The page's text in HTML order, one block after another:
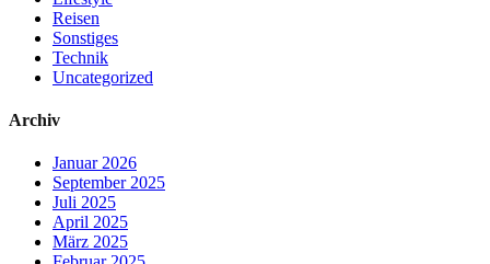
Reisen
Sonstiges
Technik
Uncategorized
Archiv
Januar 2026
September 2025
Juli 2025
April 2025
März 2025